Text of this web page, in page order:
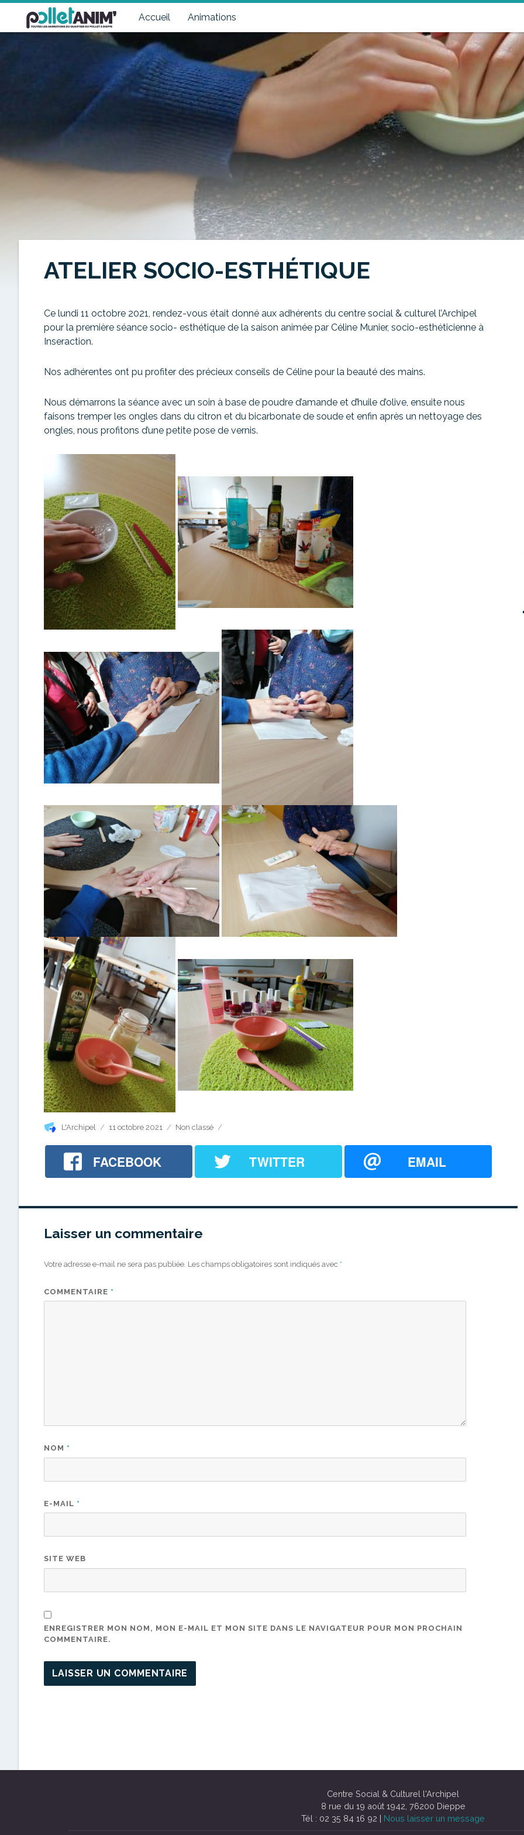
Accueil Animations
Pollet Anim'
Toutes les animations du quartier du Pollet à Dieppe
ATELIER SOCIO-ESTHÉTIQUE
Ce lundi 11 octobre 2021, rendez-vous était donné aux adhérents du centre social & culturel l’Archipel
pour la première séance socio- esthétique de la saison animée par Céline Munier, socio-esthéticienne à
Inseraction.
Nos adhérentes ont pu profiter des précieux conseils de Céline pour la beauté des mains.
Nous démarrons la séance avec un soin à base de poudre d’amande et d’huile d’olive, ensuite nous
faisons tremper les ongles dans du citron et du bicarbonate de soude et enfin après un nettoyage des
ongles, nous profitons d’une petite pose de vernis.
Auteur
L'Archipel
Publié
11 octobre 2021 Catégories
Non classé
FACEBOOK TWITTER EMAIL
Laisser un commentaire
Votre adresse e-mail ne sera pas publiée. Les champs obligatoires sont indiqués avec *
COMMENTAIRE *
NOM *
E-MAIL *
SITE WEB
ENREGISTRER MON NOM, MON E-MAIL ET MON SITE DANS LE NAVIGATEUR POUR MON PROCHAIN
COMMENTAIRE.
Centre Social & Culturel l'Archipel
8 rue du 19 août 1942, 76200 Dieppe
Tél : 02 35 84 16 92 | Nous laisser un message